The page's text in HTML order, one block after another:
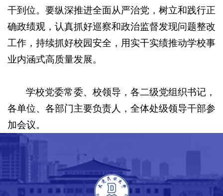
干到位。要纵深推进全面从严治党，树立和践行正
确政绩观，认真抓好巡察和政治监督发现问题整改
工作，持续抓好校园安全，用实干实绩推动学校事
业内涵式高质量发展。
学校党委常委、校领导，各二级党组织书记，
各单位、各部门主要负责人，全体处级领导干部参
加会议。